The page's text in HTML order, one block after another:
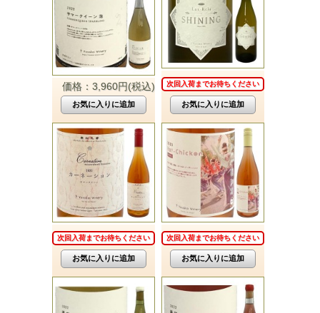
価格：3,960円(税込) 次回入荷までお待ちください
次回入荷までお待ちください 次回入荷までお待ちください